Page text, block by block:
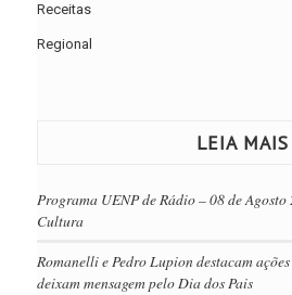
Receitas
Regional
LEIA MAIS
Programa UENP de Rádio – 08 de
Cultura
Romanelli e Pedro Lupion destacam
deixam mensagem pelo Dia dos Pais